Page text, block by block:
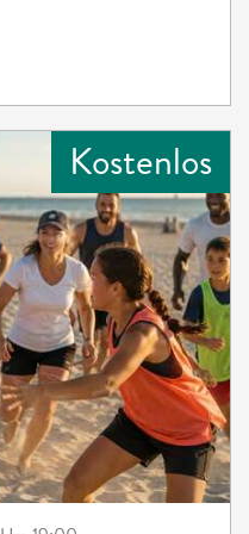
Kostenlos